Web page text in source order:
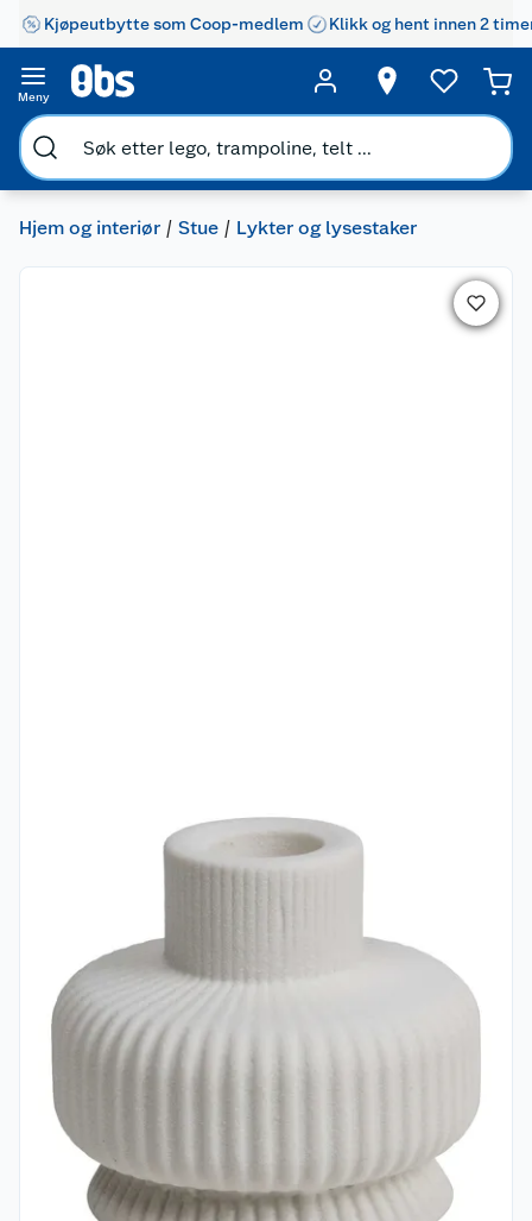
Kjøpeutbytte som Coop-medlem Klikk og hent innen 2
Meny
Hjem og interiør Stue Lykter og lysestaker